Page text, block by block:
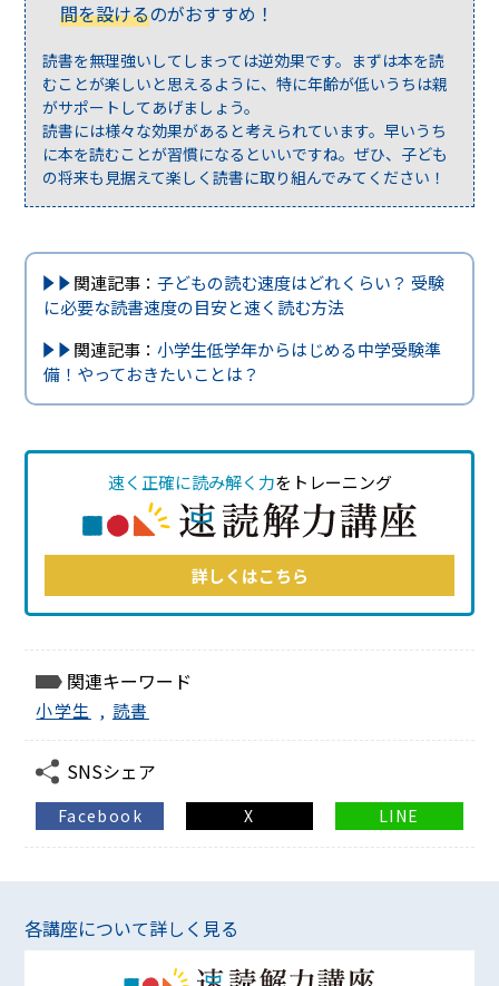
間を設けるのがおすすめ！
読書を無理強いしてしまっては逆効果です。まずは本を読
むことが楽しいと思えるように、特に年齢が低いうちは親
がサポートしてあげましょう。
読書には様々な効果があると考えられています。早いうち
に本を読むことが習慣になるといいですね。ぜひ、子ども
の将来も見据えて楽しく読書に取り組んでみてください！
関連記事：子どもの読む速度はどれくらい？ 受験
に必要な読書速度の目安と速く読む方法
関連記事：小学生低学年からはじめる中学受験準
備！やっておきたいことは？
速く正確に読み解く力をトレーニング
詳しくはこちら
関連キーワード
小学生 , 読書
SNSシェア
Facebook X LINE
各講座について詳しく見る